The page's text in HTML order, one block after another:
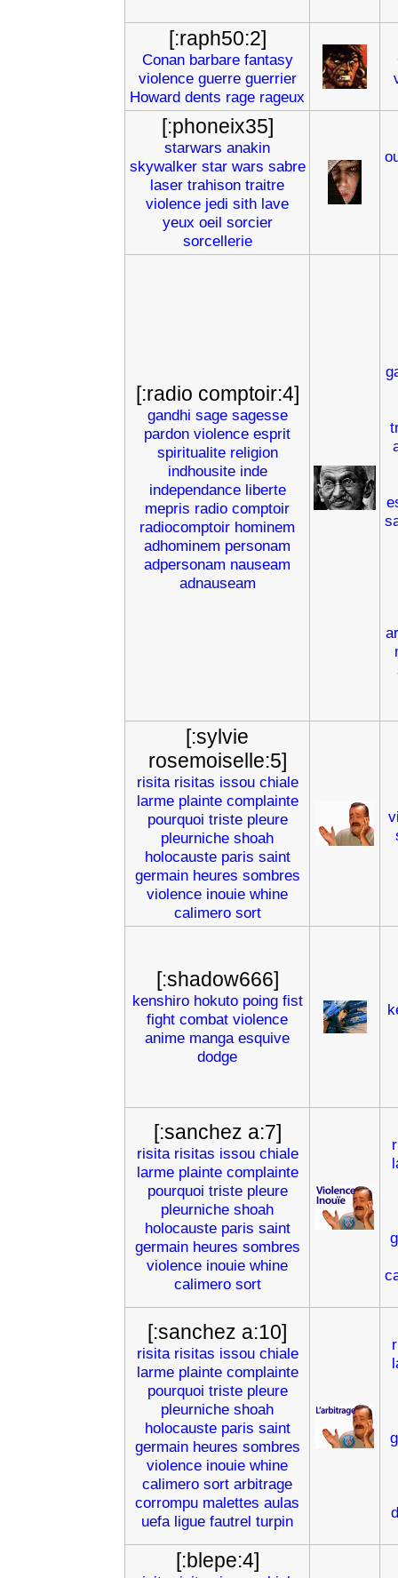
[:raph50:2]
Conan barbare fantasy
violence guerre guerrier
Howard dents rage rageux
[:phoneix35]
starwars anakin
skywalker star wars sabre
laser trahison traitre
violence jedi sith lave
yeux oeil sorcier
sorcellerie
[:radio comptoir:4]
gandhi sage sagesse
pardon violence esprit
spiritualite religion
indhousite inde
independance liberte
mepris radio comptoir
radiocomptoir hominem
adhominem personam
adpersonam nauseam
adnauseam
[:sylvie
rosemoiselle:5]
risita risitas issou chiale
larme plainte complainte
pourquoi triste pleure
pleurniche shoah
holocauste paris saint
germain heures sombres
violence inouie whine
calimero sort
[:shadow666]
kenshiro hokuto poing fist
fight combat violence
anime manga esquive
dodge
[:sanchez a:7]
risita risitas issou chiale
larme plainte complainte
pourquoi triste pleure
pleurniche shoah
holocauste paris saint
germain heures sombres
violence inouie whine
calimero sort
[:sanchez a:10]
risita risitas issou chiale
larme plainte complainte
pourquoi triste pleure
pleurniche shoah
holocauste paris saint
germain heures sombres
violence inouie whine
calimero sort arbitrage
corrompu malettes aulas
uefa ligue fautrel turpin
[:blepe:4]